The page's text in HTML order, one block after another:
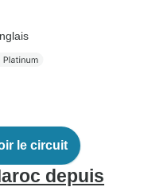
le circuit
depuis